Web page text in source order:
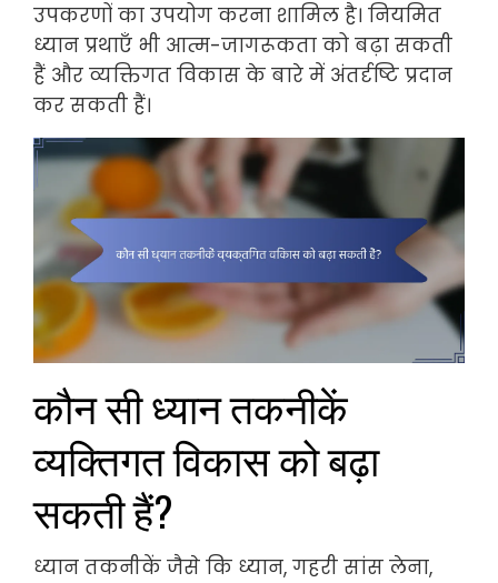
उपकरणों का उपयोग करना शामिल है। नियमित
ध्यान प्रथाएँ भी आत्म-जागरूकता को बढ़ा सकती
हैं और व्यक्तिगत विकास के बारे में अंतर्दृष्टि प्रदान
कर सकती हैं।
कौन सी ध्यान तकनीकें
व्यक्तिगत विकास को बढ़ा
सकती हैं?
ध्यान तकनीकें जैसे कि ध्यान, गहरी सांस लेना,